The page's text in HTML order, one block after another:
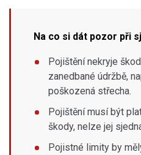
Na co si dát pozor při
Pojištění nekryje
zanedbané údržbě,
poškozená střecha.
Pojištění musí být
škody, nelze jej
Pojistné limity by